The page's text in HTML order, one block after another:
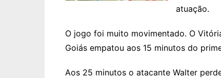
atuação.
O jogo foi muito movimentado. O
Goiás empatou aos 15 minutos do
Aos 25 minutos o atacante Walter